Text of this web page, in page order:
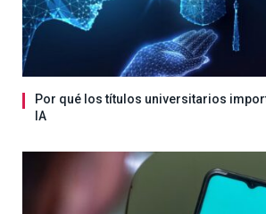
Por qué los títulos universitarios
IA